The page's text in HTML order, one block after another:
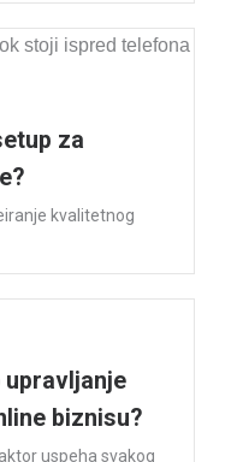
za
kvalitetnog
upravljanje
biznisu?
uspeha svakog